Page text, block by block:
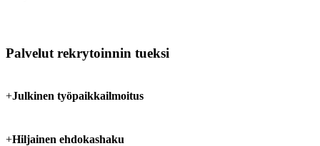
Palvelut rekrytoinnin tueksi
+Julkinen työpaikkailmoitus
+Hiljainen ehdokashaku